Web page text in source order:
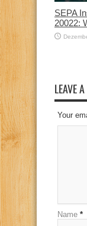
SEPA
20022:
LEAVE
Your
Name *